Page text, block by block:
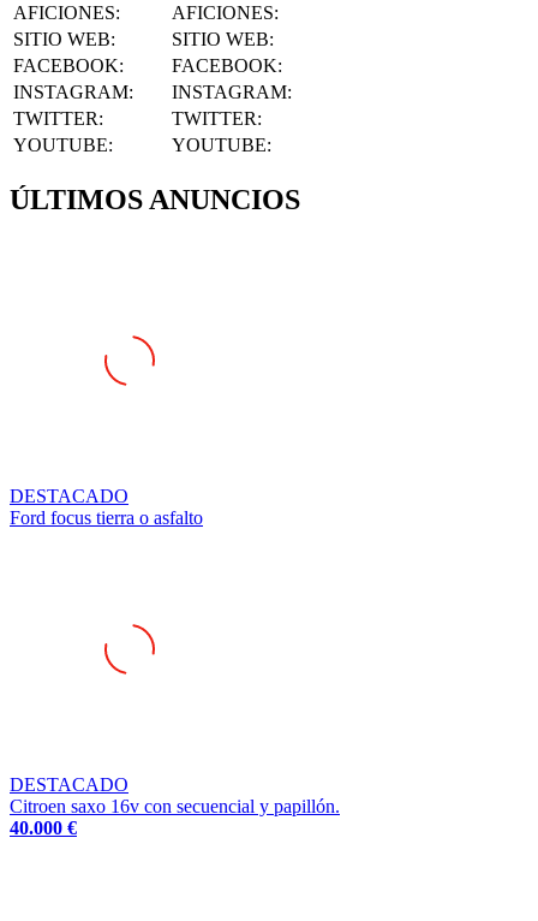
AFICIONES:
AFICIONES:
SITIO WEB:
SITIO WEB:
FACEBOOK:
FACEBOOK:
INSTAGRAM:
INSTAGRAM:
TWITTER:
TWITTER:
YOUTUBE: YOUTUBE:
ÚLTIMOS ANUNCIOS
DESTACADO
Ford focus tierra o asfalto
DESTACADO
Citroen saxo 16v con secuencial y papillón.
40.000 €